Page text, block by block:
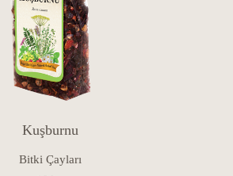
Kuşburnu
Bitki Çayları